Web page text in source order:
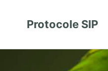
Protocole SIP